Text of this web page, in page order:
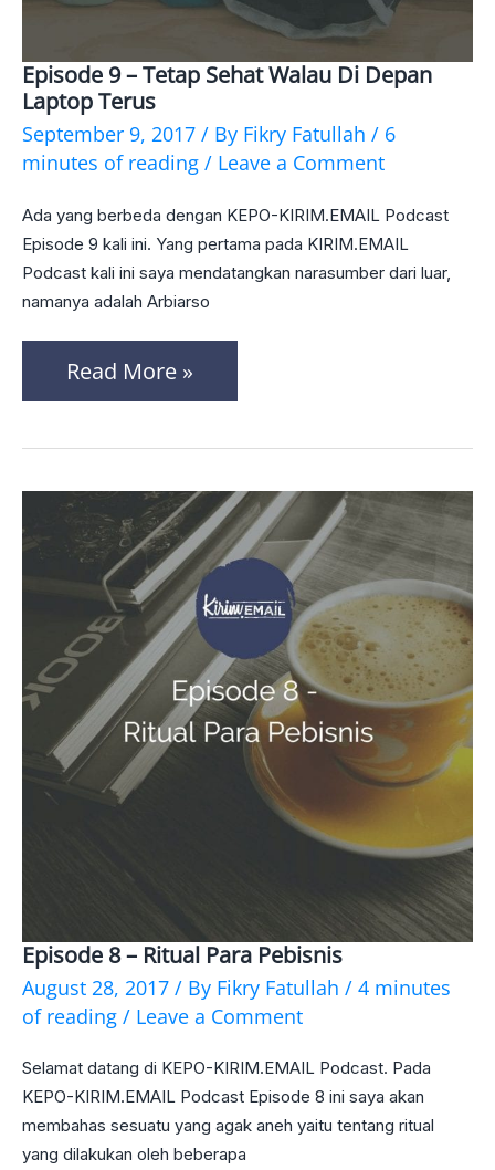
Episode 9 – Tetap Sehat Walau Di Depan
Laptop Terus
September 9, 2017 / By Fikry Fatullah / 6
minutes of reading / Leave a Comment
Ada yang berbeda dengan KEPO-KIRIM.EMAIL Podcast
Episode 9 kali ini. Yang pertama pada KIRIM.EMAIL
Podcast kali ini saya mendatangkan narasumber dari luar,
namanya adalah Arbiarso
Episode
9
–
Sehat
Walau
Di
Depan
Laptop
Read More »
Episode 8 – Ritual Para Pebisnis
August 28, 2017 / By Fikry Fatullah / 4 minutes
of reading / Leave a Comment
Selamat datang di KEPO-KIRIM.EMAIL Podcast. Pada
KEPO-KIRIM.EMAIL Podcast Episode 8 ini saya akan
membahas sesuatu yang agak aneh yaitu tentang ritual
yang dilakukan oleh beberapa
Episode
8
Ritual
Para
Pebisnis